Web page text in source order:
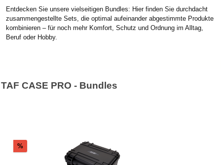
Entdecken Sie unsere vielseitigen Bundles: Hier finden Sie durchdacht
zusammengestellte Sets, die optimal aufeinander abgestimmte Produkte
kombinieren – für noch mehr Komfort, Schutz und Ordnung im Alltag,
Beruf oder Hobby.
TAF CASE PRO - Bundles
%Rabatt